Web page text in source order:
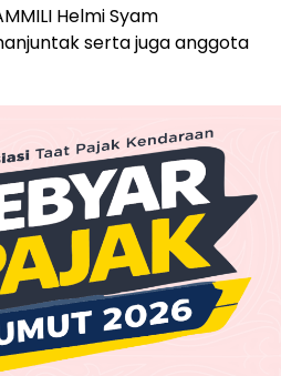
Helmi Syam
serta juga anggota